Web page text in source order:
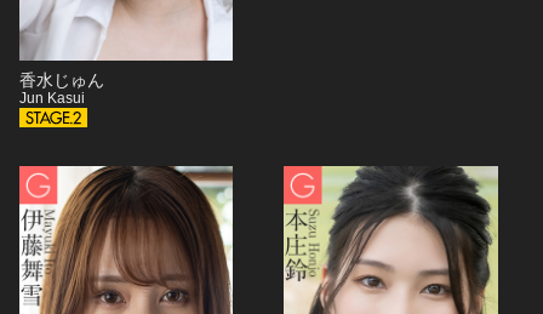
香水じゅん
Jun Kasui